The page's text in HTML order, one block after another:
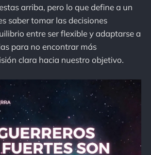
arriba, pero lo que define a un
saber tomar las decisiones
entre ser flexible y adaptarse a
para no encontrar más
clara hacia nuestro objetivo.